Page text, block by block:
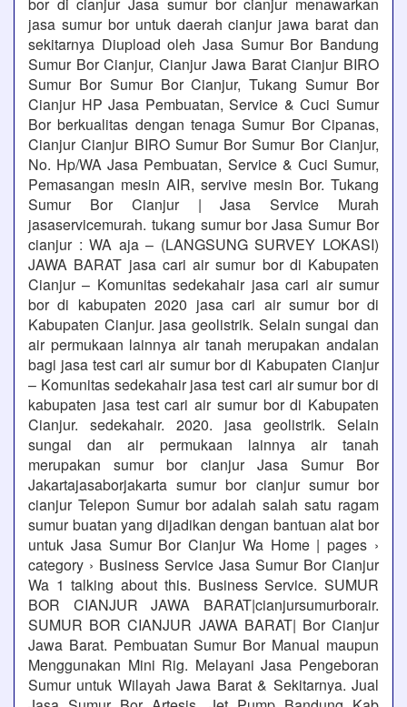
jasa sumur bor untuk daerah cianjur jawa barat dan
sekitarnya Diupload oleh Jasa Sumur Bor Bandung
Sumur Bor Cianjur, Cianjur Jawa Barat Cianjur BIRO
Sumur Bor Sumur Bor Cianjur, Tukang Sumur Bor
Cianjur HP Jasa Pembuatan, Service & Cuci Sumur
Bor berkualitas dengan tenaga Sumur Bor Cipanas,
Cianjur Cianjur BIRO Sumur Bor Sumur Bor Cianjur,
No. Hp/WA Jasa Pembuatan, Service & Cuci Sumur,
Pemasangan mesin AIR, servive mesin Bor. Tukang
Sumur Bor Cianjur | Jasa Service Murah
jasaservicemurah. tukang sumur bor Jasa Sumur Bor
cianjur : WA aja – (LANGSUNG SURVEY LOKASI)
JAWA BARAT jasa cari air sumur bor di Kabupaten
Cianjur – Komunitas sedekahair jasa cari air sumur
bor di kabupaten 2020 jasa cari air sumur bor di
Kabupaten Cianjur. jasa geolistrik. Selain sungai dan
air permukaan lainnya air tanah merupakan andalan
bagi jasa test cari air sumur bor di Kabupaten Cianjur
– Komunitas sedekahair jasa test cari air sumur bor di
kabupaten jasa test cari air sumur bor di Kabupaten
Cianjur. sedekahair. 2020. jasa geolistrik. Selain
sungai dan air permukaan lainnya air tanah
merupakan sumur bor cianjur Jasa Sumur Bor
Jakartajasaborjakarta sumur bor cianjur sumur bor
cianjur Telepon Sumur bor adalah salah satu ragam
sumur buatan yang dijadikan dengan bantuan alat bor
untuk Jasa Sumur Bor Cianjur Wa Home | pages ›
category › Business Service Jasa Sumur Bor Cianjur
Wa 1 talking about this. Business Service. SUMUR
BOR CIANJUR JAWA BARAT|cianjursumurborair.
SUMUR BOR CIANJUR JAWA BARAT| Bor Cianjur
Jawa Barat. Pembuatan Sumur Bor Manual maupun
Menggunakan Mini Rig. Melayani Jasa Pengeboran
Sumur untuk Wilayah Jawa Barat & Sekitarnya. Jual